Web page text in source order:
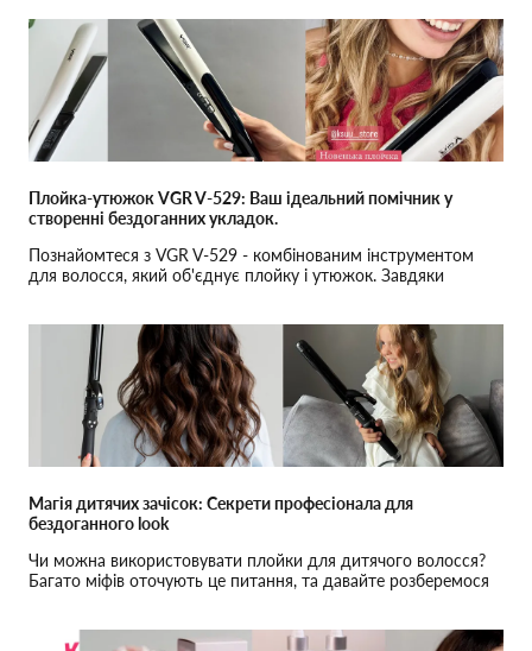
блиск. Ваши волосся будуть вам вдячні!
Плойка-утюжок VGR V-529: Ваш ідеальний помічник у
створенні бездоганних укладок.
Познайомтеся з VGR V-529 - комбінованим інструментом
для волосся, який об'єднує плойку і утюжок. Завдяки
процесі догляду за волоссям.
Магія дитячих зачісок: Секрети професіонала для
бездоганного look
Чи можна використовувати плойки для дитячого волосся?
Багато міфів оточують це питання, та давайте розберемося